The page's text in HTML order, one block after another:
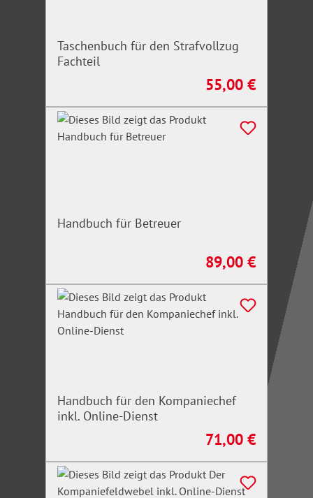
Taschenbuch für den Strafvollzug
Fachteil
Regulärer Preis:
55,00 €
Handbuch für Betreuer
Regulärer Preis:
89,00 €
Handbuch für den Kompaniechef
inkl. Online-Dienst
Regulärer Preis:
71,00 €